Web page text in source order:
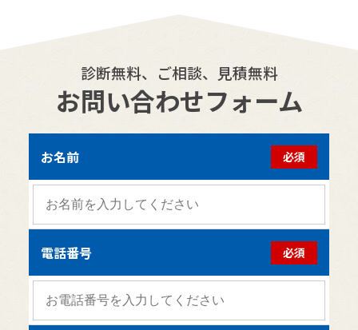
診断無料、ご相談、見積無料
お問い合わせフォーム
お名前 必須
電話番号 必須